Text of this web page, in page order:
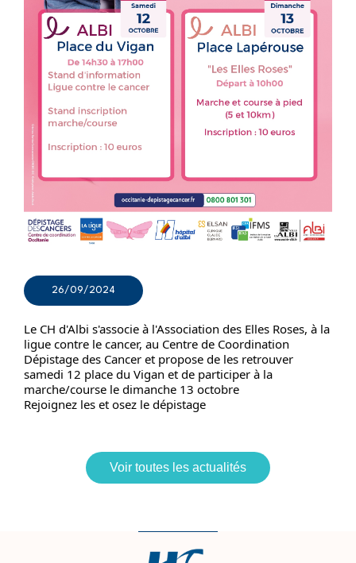
26/09/2024
Le CH d'Albi s'associe à l'Association des Elles Roses, à la
ligue contre le cancer, au Centre de Coordination
Dépistage des Cancer et propose de les retrouver
samedi 12 place du Vigan et de participer à la
marche/course le dimanche 13 octobre
Rejoignez les et osez le dépistage
Voir toutes les actualités